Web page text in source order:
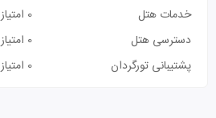
خدمات هتل
0 امتیاز
دسترسی هتل
0 امتیاز
پشتیبانی تورگردان
0 امتیاز